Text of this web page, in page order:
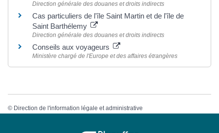
Direction générale des douanes et droits indirects
Cas particuliers de l'île Saint Martin et de l'île de
Saint Barthélemy
Direction générale des douanes et droits indirects
Conseils aux voyageurs
Ministère chargé de l'Europe et des affaires étrangères
© Direction de l'information légale et administrative